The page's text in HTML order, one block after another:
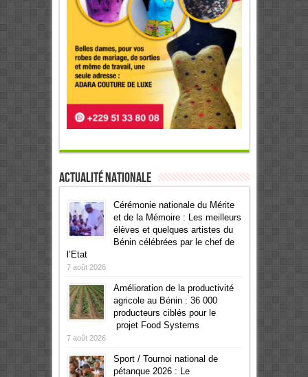
Actualité Nationale
Cérémonie nationale du Mérite
et de la Mémoire : Les meilleurs
élèves et quelques artistes du
Bénin célébrées par le chef de
l’Etat
7 août 2026
Amélioration de la productivité
agricole au Bénin : 36 000
producteurs ciblés pour le
projet Food Systems
7 août 2026
Sport / Tournoi national de
pétanque 2026 : Le